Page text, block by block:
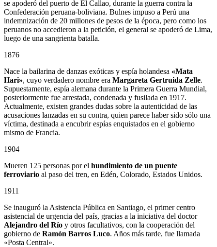
se apoderó del puerto de El Callao, durante la guerra contra la
Confederación peruana-boliviana. Bulnes impuso a Perú una
indemnización de 20 millones de pesos de la época, pero como los
peruanos no accedieron a la petición, el general se apoderó de Lima,
luego de una sangrienta batalla.
1876
Nace la bailarina de danzas exóticas y espía holandesa «Mata
Hari», cuyo verdadero nombre era Margareta Gertruida Zelle.
Supuestamente, espía alemana durante la Primera Guerra Mundial,
posteriormente fue arrestada, condenada y fusilada en 1917.
Actualmente, existen grandes dudas sobre la autenticidad de las
acusaciones lanzadas en su contra, quien parece haber sido sólo una
víctima, destinada a encubrir espías enquistados en el gobierno
mismo de Francia.
1904
Mueren 125 personas por el hundimiento de un puente
ferroviario al paso del tren, en Edén, Colorado, Estados Unidos.
1911
Se inauguró la Asistencia Pública en Santiago, el primer centro
asistencial de urgencia del país, gracias a la iniciativa del doctor
Alejandro del Río y otros facultativos, con la cooperación del
gobierno de Ramón Barros Luco. Años más tarde, fue llamada
«Posta Central».